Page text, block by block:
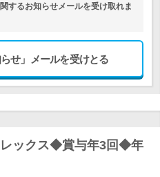
するお知らせメールを受け取れま
せ」メールを受けとる
レックス◆賞与年3回◆年